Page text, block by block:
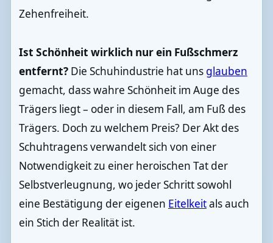
Zehenfreiheit.
Ist Schönheit wirklich nur ein Fußschmerz
entfernt?Die Schuhindustrie hat uns glauben
gemacht, dass wahre Schönheit im Auge des
Trägers liegt – oder in diesem Fall, am Fuß des
Trägers. Doch zu welchem Preis? Der Akt des
Schuhtragens verwandelt sich von einer
Notwendigkeit zu einer heroischen Tat der
Selbstverleugnung, wo jeder Schritt sowohl
eine Bestätigung der eigenen Eitelkeitals auch
ein Stich der Realität ist.